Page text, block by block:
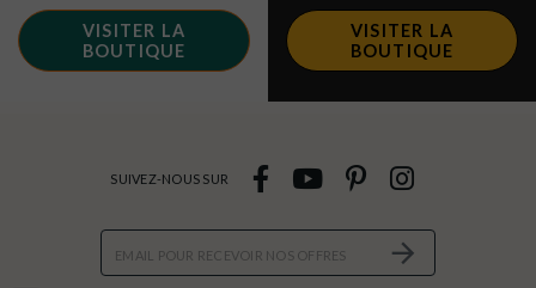
VISITER LA
BOUTIQUE
VISITER LA
BOUTIQUE
SUIVEZ-NOUS SUR